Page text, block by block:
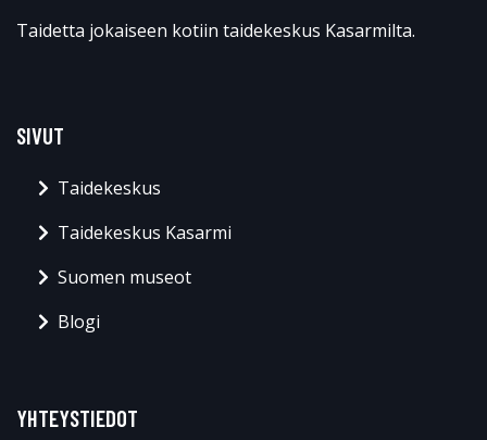
Taidetta jokaiseen kotiin taidekeskus Kasarmilta.
SIVUT
Taidekeskus
Taidekeskus Kasarmi
Suomen museot
Blogi
YHTEYSTIEDOT